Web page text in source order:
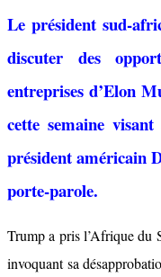
Le président sud-
discuter des
entreprises d’Elon
cette semaine
président américain
porte-parole.
Trump a pris l’Afrique du
invoquant sa